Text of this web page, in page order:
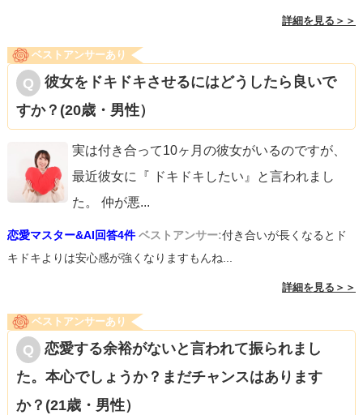
詳細を見る＞＞
ベストアンサーあり
彼女をドキドキさせるにはどうしたら良いで
すか？(20歳・男性）
実は付き合って10ヶ月の彼女がいるのですが、
最近彼女に『 ドキドキしたい』と言われまし
た。 仲が悪...
恋愛マスター&AI回答4件 ベストアンサー:付き合いが長くなるとド
キドキよりは安心感が強くなりますもんね...
詳細を見る＞＞
ベストアンサーあり
恋愛する余裕がないと言われて振られまし
た。本心でしょうか？まだチャンスはあります
か？(21歳・男性）